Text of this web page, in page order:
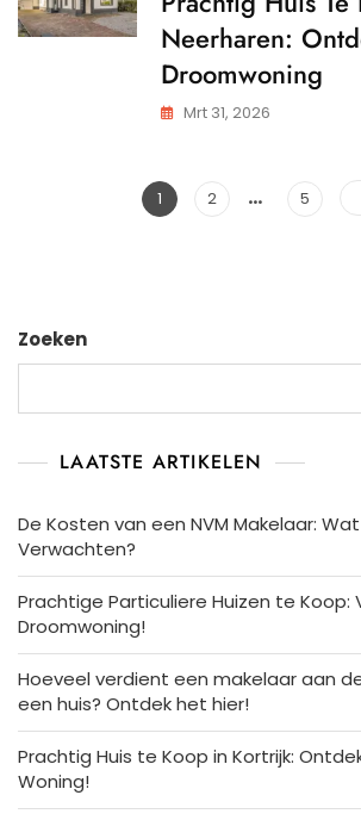
Neerharen:
Droomwoning
Mrt 31, 2026
Pagina
1 Pagina
2 … Pagina
5
Zoeken
LAATSTE ARTIKELEN
De Kosten van een NVM Makelaar:
Verwachten?
Prachtige Particuliere Huizen te Koop:
Droomwoning!
Hoeveel verdient een makelaar aan
een huis? Ontdek het hier!
Prachtig Huis te Koop in Kortrijk:
Woning!